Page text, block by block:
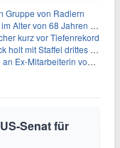
Gruppe von Radlern
von 68 Jahren gestorben
kurz vor Tiefenrekord
mit Staffel drittes EM-Gold
Mitarbeiterin von Infantino
Senat für